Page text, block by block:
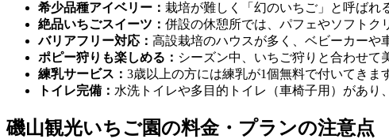
希少品種アイベリー： 栽培が難しく「幻のいちご」と呼ばれ
絶品いちごスイーツ： 併設の休憩所では、パフェやソフトク
バリアフリー対応： 高設栽培のハウスが多く、ベビーカーや
ポピー狩りも楽しめる： シーズン中、いちご狩りと合わせて
練乳サービス： 3歳以上の方には練乳が1個無料で付いてきま
トイレ完備： 水洗トイレや多目的トイレ（車椅子用）があり
磯山観光いちご園の料金・プランの注意点